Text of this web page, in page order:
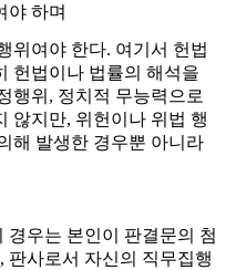
야 하며
위여야 한다. 여기서 헌법
헌법이나 법률의 해석을
행위, 정치적 무능력으로
않지만, 위헌이나 위법 행
해 발생한 경우뿐 아니라
경우는 본인이 판결문의 첨
판사로서 자신의 직무집행